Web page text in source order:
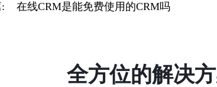
在线CRM是能免费使用的CRM吗
全方位的解决